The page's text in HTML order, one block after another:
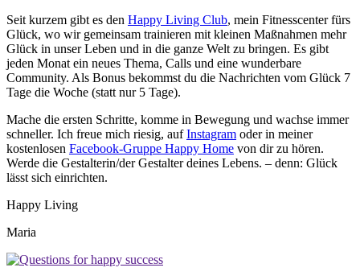
Seit kurzem gibt es den Happy Living Club, mein Fitnesscenter fürs
Glück, wo wir gemeinsam trainieren mit kleinen Maßnahmen mehr
Glück in unser Leben und in die ganze Welt zu bringen. Es gibt
jeden Monat ein neues Thema, Calls und eine wunderbare
Community. Als Bonus bekommst du die Nachrichten vom Glück 7
Tage die Woche (statt nur 5 Tage).
Mache die ersten Schritte, komme in Bewegung und wachse immer
schneller. Ich freue mich riesig, aufInstagram oder in meiner
kostenlosen Facebook-Gruppe Happy Home von dir zu hören.
Werde die Gestalterin/der Gestalter deines Lebens. – denn: Glück
lässt sich einrichten.
Happy Living
Maria